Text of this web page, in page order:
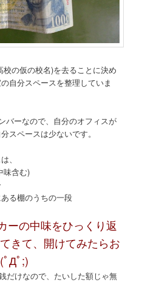
の仮の校名)を去ることに決め
自分スペースを整理していま
バーなので、自分のオフィスが
スペースは少ないです。
、
味含む)
る棚のうちの一段
ーの中味をひっくり返
きて、開けてみたらお
Дﾟ;)
だけなので、たいした額じゃ無